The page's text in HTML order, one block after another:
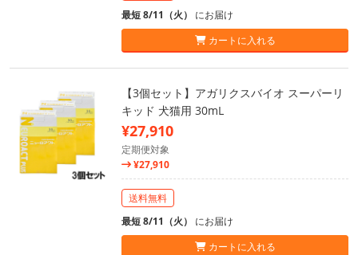
最短 8/11（火） にお届け
カートに入れる
【3個セット】アガリクスバイオ スーパーリ
キッド 犬猫用 30mL
¥27,910
定期便対象
¥27,910
送料無料
最短 8/11（火） にお届け
カートに入れる